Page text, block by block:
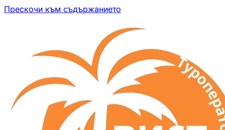
Прескочи към съдържанието